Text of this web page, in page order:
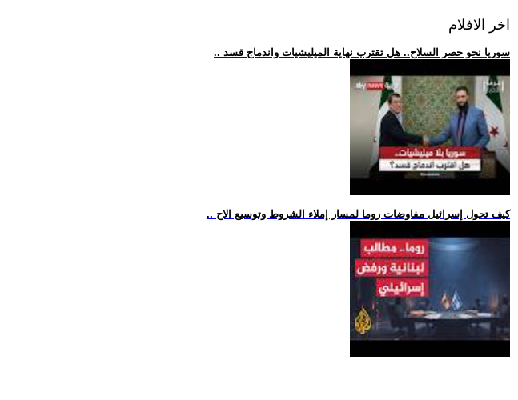
اخر الافلام
.. سوريا نحو حصر السلاح.. هل تقترب نهاية الميليشيات واندماج قسد
.. كيف تحول إسرائيل مفاوضات روما لمسار إملاء الشروط وتوسيع الاح